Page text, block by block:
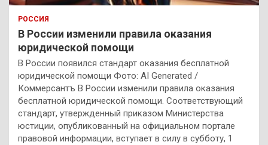
РОССИЯ
В России изменили правила оказания
юридической помощи
В России появился стандарт оказания бесплатной
юридической помощи Фото: AI Generated /
Коммерсантъ В России изменили правила оказания
бесплатной юридической помощи. Соответствующий
стандарт, утвержденный приказом Министерства
юстиции, опубликованный на официальном портале
правовой информации, вступает в силу в субботу, 1